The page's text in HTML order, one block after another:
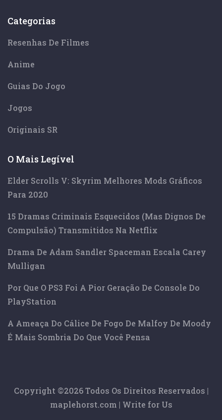
Categorias
Resenhas De Filmes
Anime
Guias Do Jogo
Jogos
Originais SR
O Mais Legível
Elder Scrolls V: Skyrim Melhores Mods Gráficos
Para 2020
15 Dramas Criminais Esquecidos (mas Dignos De
Compulsão) Transmitidos Na Netflix
Drama De Adam Sandler Spaceman Escala Carey
Mulligan
Por Que O PS3 Foi A Pior Geração De Console Do
PlayStation
A Ameaça Do Cálice De Fogo De Malfoy De Moody
É Mais Sombria Do Que Você Pensa
Copyright ©2026 Todos Os Direitos Reservados |
maplehorst.com | Write for Us